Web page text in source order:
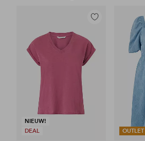
NIEUW!
DEAL
Toevoegen
favorieten
OUTLET